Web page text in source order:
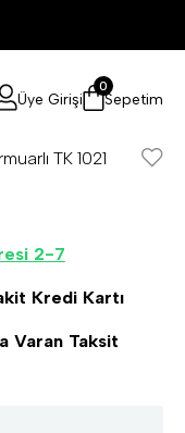
Üye Girişi Sepetim
0
TK 1021
2-7
Kredi Kartı
Varan Taksit